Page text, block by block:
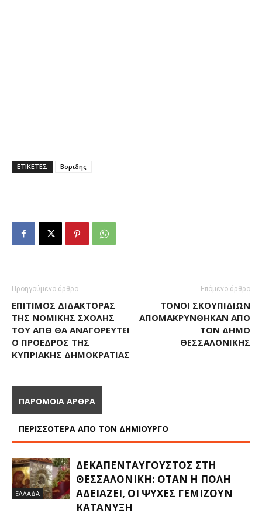
ΕΤΙΚΕΤΕΣ Βοριδης
Προηγούμενο άρθρο
ΕΠΊΤΙΜΟΣ ΔΙΔΆΚΤΟΡΑΣ
ΤΗΣ ΝΟΜΙΚΉΣ ΣΧΟΛΉΣ
ΤΟΥ ΑΠΘ ΘΑ ΑΝΑΓΟΡΕΥΤΕΊ
Ο ΠΡΌΕΔΡΟΣ ΤΗΣ
ΚΥΠΡΙΑΚΉΣ ΔΗΜΟΚΡΑΤΊΑΣ
Επόμενο άρθρο
ΤΌΝΟΙ ΣΚΟΥΠΙΔΙΏΝ
ΑΠΟΜΑΚΡΎΝΘΗΚΑΝ ΑΠΌ
ΤΟΝ ΔΉΜΟ
ΘΕΣΣΑΛΟΝΊΚΗΣ
ΠΑΡΟΜΟΙΑ ΑΡΘΡΑ
ΠΕΡΙΣΣΟΤΕΡΑ ΑΠΟ ΤΟΝ ΔΗΜΙΟΥΡΓΟ
ΕΛΛΑΔΑ
ΔΕΚΑΠΕΝΤΑΎΓΟΥΣΤΟΣ ΣΤΗ
ΘΕΣΣΑΛΟΝΊΚΗ: ΌΤΑΝ Η ΠΌΛΗ
ΑΔΕΙΆΖΕΙ, ΟΙ ΨΥΧΈΣ ΓΕΜΊΖΟΥΝ
ΚΑΤΆΝΥΞΗ